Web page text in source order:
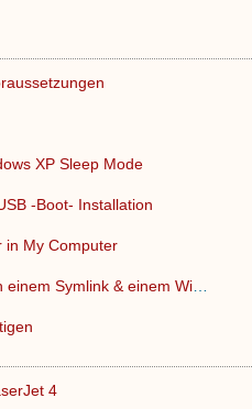
XP Sleep Mode
-Boot- Installation
in My Computer
4